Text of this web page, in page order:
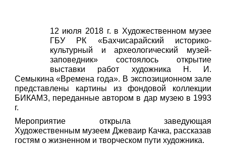
12 июля 2018 г. в Художественном музее
ГБУ РК «Бахчисарайский историко-
культурный и археологический музей-
заповедник» состоялось открытие
выставки работ художника Н. И.
Семыкина «Времена года». В экспозиционном зале
представлены картины из фондовой коллекции
БИКАМЗ, переданные автором в дар музею в 1993
г.
Мероприятие открыла заведующая
Художественным музеем Джеваир Качка, рассказав
гостям о жизненном и творческом пути художника.